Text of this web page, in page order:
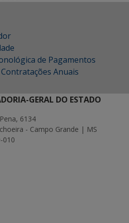
de Pagamentos
Anuais
GERAL DO ESTADO
6134
- Campo Grande | MS
010